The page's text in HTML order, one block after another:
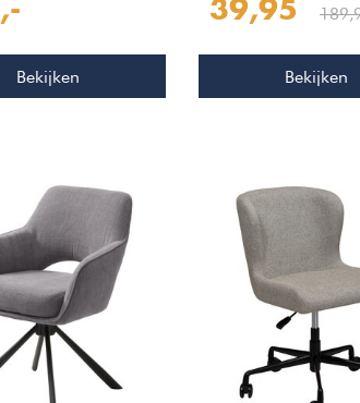
Bekijken
39,95
Bekijken